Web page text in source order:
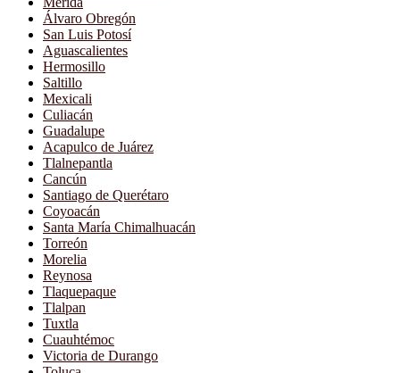
Álvaro Obregón
San Luis Potosí
Aguascalientes
Hermosillo
Saltillo
Mexicali
Culiacán
Guadalupe
Acapulco de Juárez
Tlalnepantla
Cancún
Santiago de Querétaro
Coyoacán
Santa María Chimalhuacán
Torreón
Morelia
Reynosa
Tlaquepaque
Tlalpan
Tuxtla
Cuauhtémoc
Victoria de Durango